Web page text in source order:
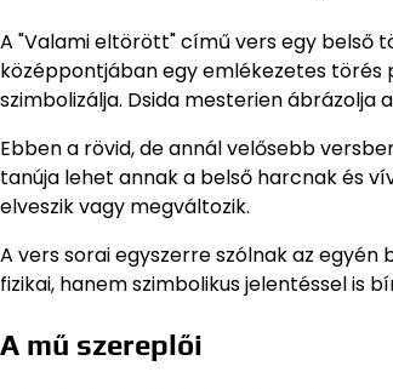
A "Valami eltörött" című vers egy belső
középpontjában egy emlékezetes törés
szimbolizálja. Dsida mesterien
Ebben a rövid, de annál velősebb
tanúja lehet annak a belső harcnak és
elveszik vagy megváltozik.
A vers sorai egyszerre szólnak az
fizikai, hanem szimbolikus jelentéssel is
A mű szereplői